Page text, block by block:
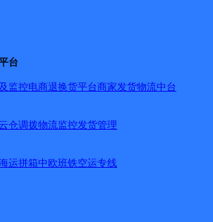
台
监控电商退换货平台商家发货物流中台
仓调拨物流监控发货管理
运拼箱中欧班铁空运专线
,厦门市,快递网
更多号码